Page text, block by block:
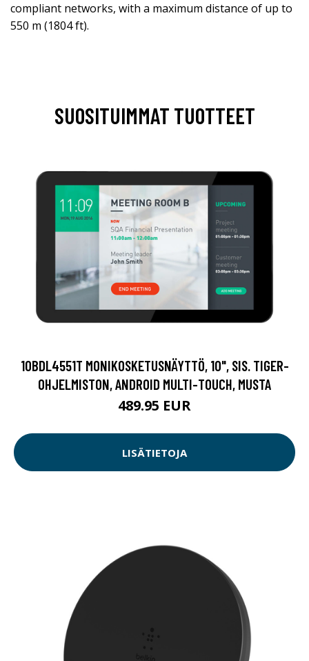
compliant networks, with a maximum distance of up to
550 m (1804 ft).
SUOSITUIMMAT TUOTTEET
10BDL4551T MONIKOSKETUSNÄYTTÖ, 10", SIS. TIGER-
OHJELMISTON, ANDROID MULTI-TOUCH, MUSTA
489.95 EUR
LISÄTIETOJA